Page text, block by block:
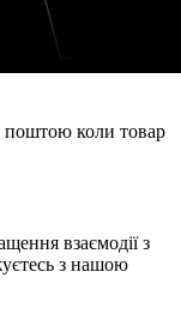
поштою коли товар
взаємодії з
з нашою